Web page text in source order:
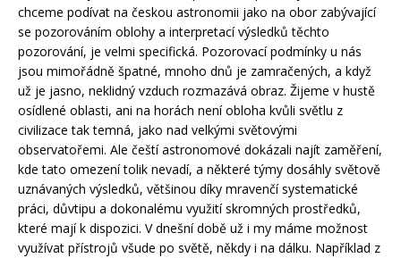
chceme podívat na českou astronomii jako na obor zabývající
se pozorováním oblohy a interpretací výsledků těchto
pozorování, je velmi specifická. Pozorovací podmínky u nás
jsou mimořádně špatné, mnoho dnů je zamračených, a když
už je jasno, neklidný vzduch rozmazává obraz. Žijeme v hustě
osídlené oblasti, ani na horách není obloha kvůli světlu z
civilizace tak temná, jako nad velkými světovými
observatořemi. Ale čeští astronomové dokázali najít zaměření,
kde tato omezení tolik nevadí, a některé týmy dosáhly světově
uznávaných výsledků, většinou díky mravenčí systematické
práci, důvtipu a dokonalému využití skromných prostředků,
které mají k dispozici. V dnešní době už i my máme možnost
využívat přístrojů všude po světě, někdy i na dálku. Například z